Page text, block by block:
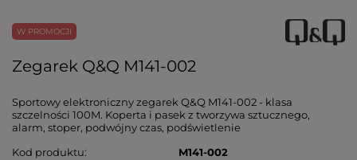
W PROMOCJI
Zegarek Q&Q M141-002
Sportowy elektroniczny zegarek Q&Q M141-002 - klasa
szczelności 100M. Koperta i pasek z tworzywa sztucznego,
alarm, stoper, podwójny czas, podświetlenie
Kod produktu
M141-002